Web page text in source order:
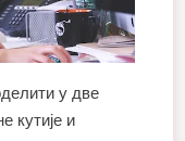
у две
кутије и